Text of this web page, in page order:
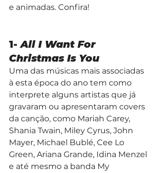
e animadas. Confira!
1- All I Want For
Christmas Is You
Uma das músicas mais associadas
à esta época do ano tem como
interprete alguns artistas que já
gravaram ou apresentaram covers
da canção, como Mariah Carey,
Shania Twain, Miley Cyrus, John
Mayer, Michael Bublé, Cee Lo
Green, Ariana Grande, Idina Menzel
e até mesmo a banda My